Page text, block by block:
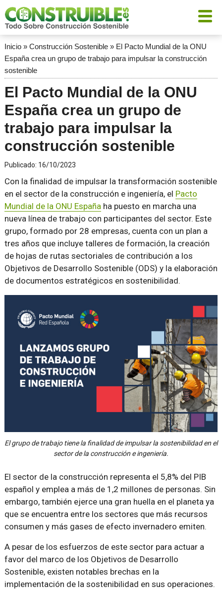
Inicio» Construcción Sostenible» El Pacto Mundial de la ONU
España crea un grupo de trabajo para impulsar la construcción
sostenible
El Pacto Mundial de la ONU
España crea un grupo de
trabajo para impulsar la
construcción sostenible
Publicado: 16/10/2023
Con la finalidad de impulsar la transformación sostenible
en el sector de la construcción e ingeniería, el Pacto
Mundial de la ONU Españaha puesto en marcha una
nueva línea de trabajo con participantes del sector. Este
grupo, formado por 28 empresas, cuenta con un plan a
tres años que incluye talleres de formación, la creación
de hojas de rutas sectoriales de contribución a los
Objetivos de Desarrollo Sostenible (ODS) y la elaboración
de documentos estratégicos en sostenibilidad.
El grupo de trabajo tiene la finalidad de impulsar la sostenibilidad en el
sector de la construcción e ingeniería.
El sector de la construcción representa el 5,8% del PIB
español y emplea a más de 1,2 millones de personas. Sin
embargo, también ejerce una gran huella en el planeta ya
que se encuentra entre los sectores que más recursos
consumen y más gases de efecto invernadero emiten.
A pesar de los esfuerzos de este sector para actuar a
favor del marco de los Objetivos de Desarrollo
Sostenible, existen notables brechas en la
implementación de la sostenibilidad en sus operaciones.